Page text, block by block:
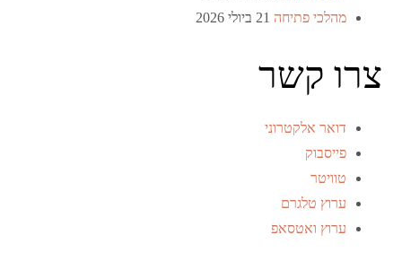
מהלכי פתיחה 21 ביולי 2026
צרו קשר
דואר אלקטרוני
פייסבוק
טוויטר
ערוץ טלגרם
ערוץ ואטסאפ